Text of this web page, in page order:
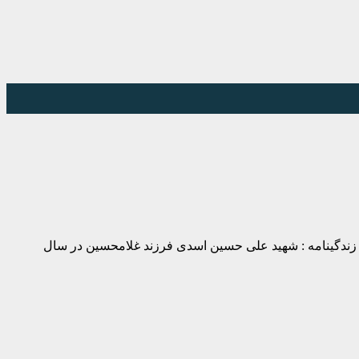
نام و نام خانوادگی شهید : علي حسن اسدي // محل تولد : كارزين(سرچشمه) – ۱۳۴۸عضویت : بسيجي // محل شهادت : چزابه – ۱۳۶۰/١۲/۱۳ زندگينامه : شهید علی حسین اسدی فرزند غلامحسین در سال